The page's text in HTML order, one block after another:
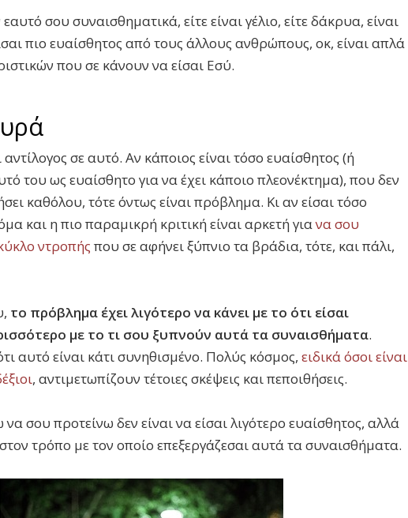
σου συναισθηματικά, είτε είναι γέλιο, είτε δάκρυα, είναι
πιο ευαίσθητος από τους άλλους ανθρώπους, οκ, είναι απλά
που σε κάνουν να είσαι Εσύ.
σε αυτό. Αν κάποιος είναι τόσο ευαίσθητος (ή
του ως ευαίσθητο για να έχει κάποιο πλεονέκτημα), που δεν
καθόλου, τότε όντως είναι πρόβλημα. Κι αν είσαι τόσο
και η πιο παραμικρή κριτική είναι αρκετή γιανα σου
ντροπής που σε αφήνει ξύπνιο τα βράδια, τότε, και πάλι,
το πρόβλημα έχει λιγότερο να κάνει με το ότι είσαι
με το τι σου ξυπνούν αυτά τα συναισθήματα.
αυτό είναι κάτι συνηθισμένο. Πολύς κόσμος, ειδικά όσοι είναι
, αντιμετωπίζουν τέτοιες σκέψεις και πεποιθήσεις.
σου προτείνω δεν είναι να είσαι λιγότερο ευαίσθητος, αλλά
τρόπο με τον οποίο επεξεργάζεσαι αυτά τα συναισθήματα.